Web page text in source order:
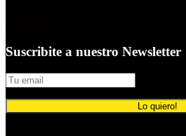
Suscribite a nuestro Newsletter